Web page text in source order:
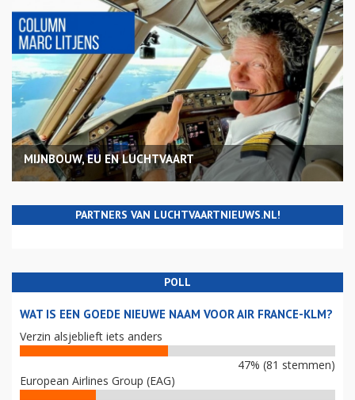
MIJNBOUW, EU EN LUCHTVAART
PARTNERS VAN LUCHTVAARTNIEUWS.NL!
POLL
WAT IS EEN GOEDE NIEUWE NAAM VOOR AIR FRANCE-KLM?
Verzin alsjeblieft iets anders
47% (81 stemmen)
European Airlines Group (EAG)